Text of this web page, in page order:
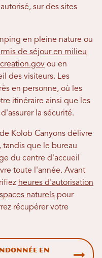
sur des sites
en pleine nature ou
de séjour en milieu
ou en
des visiteurs. Les
en personne, où les
itinéraire ainsi que les
la sécurité.
Kolob Canyons délivre
tandis que le bureau
du centre d'accueil
toute l'année. Avant
heures d'autorisation
naturels pour
récupérer votre
en